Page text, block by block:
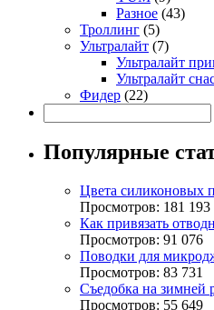
Разное (43)
Троллинг (5)
Ультралайт (7)
Ультралайт
Ультралайт
Фидер (22)
Популярные
Цвета силиконовых
Просмотров: 181 193
Как привязать
Просмотров: 91 076
Поводки для
Просмотров: 83 731
Съедобка на зимней
Просмотров: 55 649